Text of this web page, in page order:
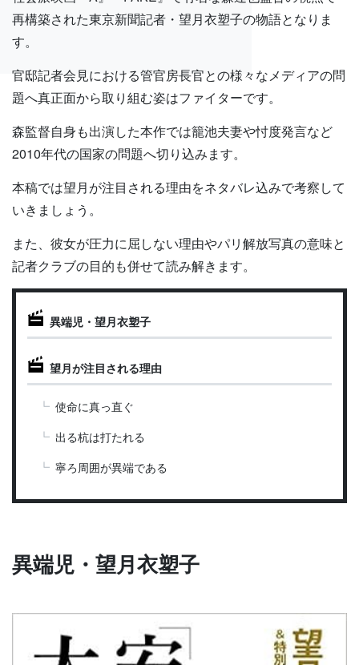
再構築された東京新聞記者・望月衣塑子の物語となりま
す。
官邸記者会見における管官房長官との様々なメディアの問
題へ真正面から取り組む姿はファイターです。
森監督自身も出演した本作では籠池夫妻や忖度発言など
2010年代の国家の問題へ切り込みます。
本稿では望月が注目される理由をネタバレ込みで考察して
いきましょう。
また、彼女が圧力に屈しない理由やパリ解放写真の意味と
記者クラブの目的も併せて読み解きます。
異端児・望月衣塑子
望月が注目される理由
使命に真っ直ぐ
出る杭は打たれる
寧ろ周囲が異端である
異端児・望月衣塑子